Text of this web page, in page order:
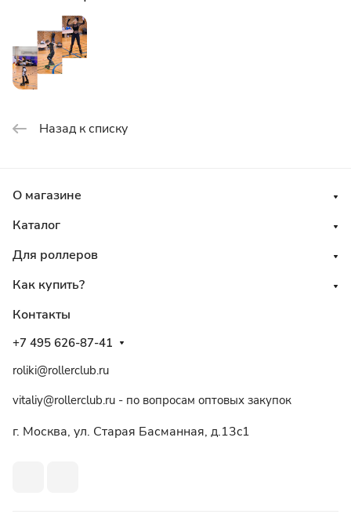
Назад к списку
О магазине
Каталог
Для роллеров
Как купить?
Контакты
+7 495 626-87-41
roliki@rollerclub.ru
vitaliy@rollerclub.ru - по вопросам оптовых закупок
г. Москва, ул. Старая Басманная, д.13c1